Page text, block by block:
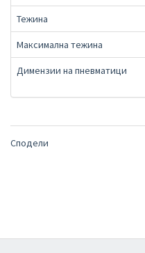
Тежина
Максимална тежина
Димензии на пневматици
Сподели